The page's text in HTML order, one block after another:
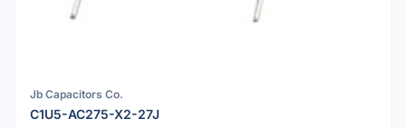
Jb Capacitors Co.
C1U5-AC275-X2-27J